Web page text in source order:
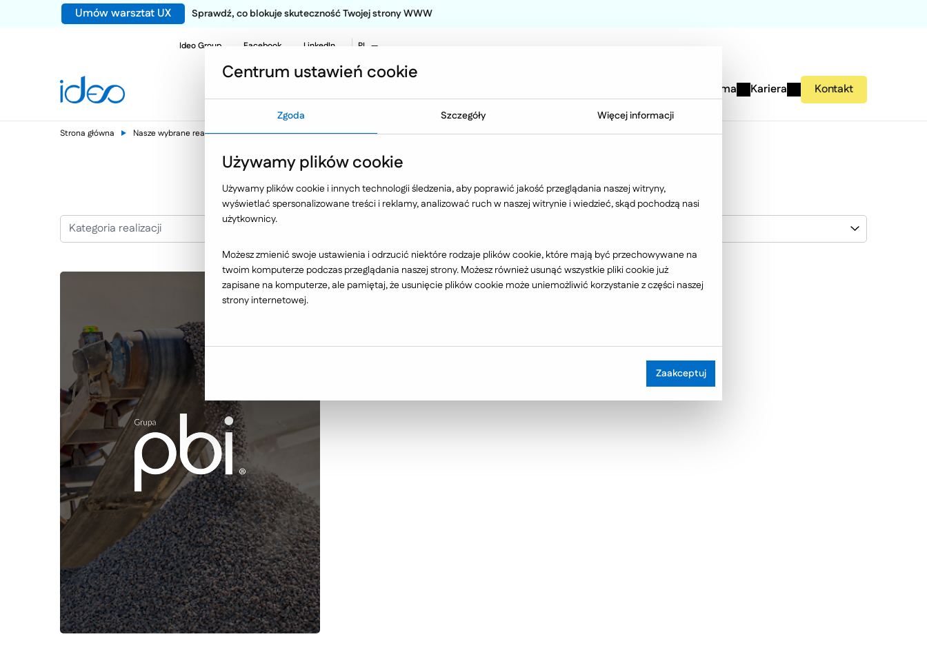
Umów warsztat UX Sprawdź, co blokuje skuteczność Twojej strony WWW
Ideo Group Facebook LinkedIn
PL
EN
NO
Firma Kariera Kontakt
Strona główna Nasze wybrane realizacje Przemysł Grupa PBI
Kategoria realizacji
Centrum ustawień cookie
Zgoda Szczegóły Więcej informacji
Używamy plików cookie
Używamy plików cookie i innych technologii śledzenia, aby poprawić jakość przeglądania naszej witryny,
wyświetlać spersonalizowane treści i reklamy, analizować ruch w naszej witrynie i wiedzieć, skąd pochodzą nasi
użytkownicy.
Możesz zmienić swoje ustawienia i odrzucić niektóre rodzaje plików cookie, które mają być przechowywane na
twoim komputerze podczas przeglądania naszej strony. Możesz również usunąć wszystkie pliki cookie już
zapisane na komputerze, ale pamiętaj, że usunięcie plików cookie może uniemożliwić korzystanie z części naszej
strony internetowej.
Zaakceptuj